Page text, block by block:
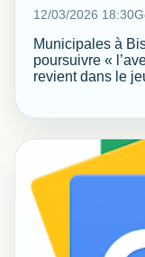
12/03/2026 18:30
Municipales à
poursuivre «
revient dans le